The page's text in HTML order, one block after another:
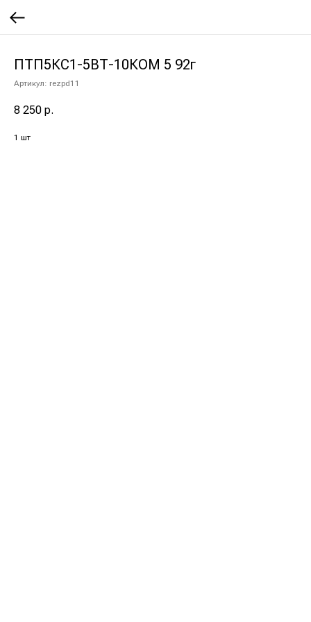
ПТП5КС1-5ВТ-10КОМ 5 92г
Артикул: rezpd11
8 250 р.
1 шт